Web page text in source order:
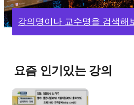
강의명이나 교수명을 검색해
요즘 인기있는 강의